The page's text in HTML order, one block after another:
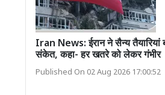
Iran News: ईरान ने सैन्य तैयारियां
संकेत, कहा- हर खतरे को लेकर गंभीर
Published On 02 Aug 2026 17:00:52